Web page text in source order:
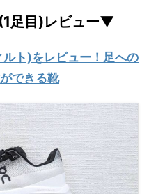
足目)レビュー▼
ト)をレビュー！足への
できる靴